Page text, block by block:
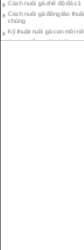
Cách nuôi gà đông tảo thuần
chủng
Kỹ thuật nuôi gà con mới nở
Hướng dẫn nuôi gà đá